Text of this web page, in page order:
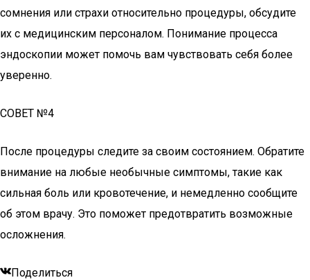
сомнения или страхи относительно процедуры, обсудите
их с медицинским персоналом. Понимание процесса
эндоскопии может помочь вам чувствовать себя более
уверенно.
СОВЕТ №4
После процедуры следите за своим состоянием. Обратите
внимание на любые необычные симптомы, такие как
сильная боль или кровотечение, и немедленно сообщите
об этом врачу. Это поможет предотвратить возможные
осложнения.
Поделиться